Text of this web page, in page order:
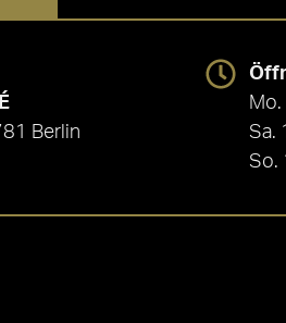
Berlin
Sa.
So.